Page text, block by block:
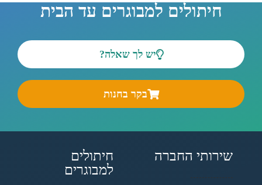
חיתולים למבוגרים עד הבית
יש לך שאלה?
בקר בחנות
שירותי החברה
חיתולים
למבוגרים